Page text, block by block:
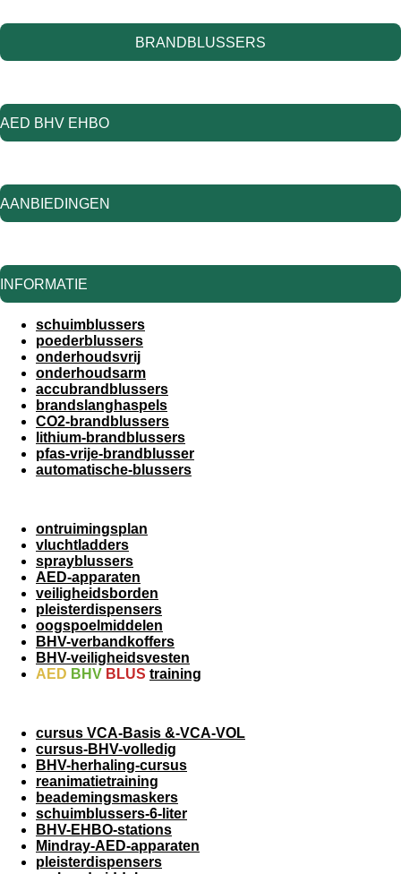
BRANDBLUSSERS
AED BHV EHBO
AANBIEDINGEN
INFORMATIE
schuimblussers
poederblussers
onderhoudsvrij
onderhoudsarm
accubrandblussers
brandslanghaspels
CO2-brandblussers
lithium-brandblussers
pfas-vrije-brandblusser
automatische-blussers
ontruimingsplan
vluchtladders
sprayblussers
AED-apparaten
veiligheidsborden
pleisterdispensers
oogspoelmiddelen
BHV-verbandkoffers
BHV-veiligheidsvesten
AED BHV BLUS training
cursus VCA-Basis &-VCA-VOL
cursus-BHV-volledig
BHV-herhaling-cursus
reanimatietraining
beademingsmaskers
schuimblussers-6-liter
BHV-EHBO-stations
Mindray-AED-apparaten
pleisterdispensers